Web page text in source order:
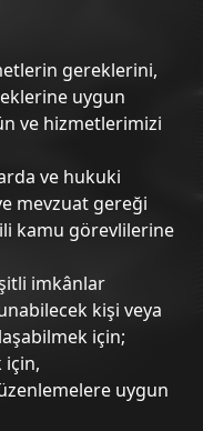
gereklerini,
uygun
ve hizmetlerimizi
ve hukuki
mevzuat gereği
kamu görevlilerine
imkânlar
kişi veya
için;
için,
uygun